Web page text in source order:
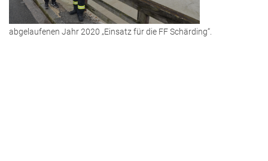
abgelaufenen Jahr 2020 „Einsatz für die FF Schärding“.